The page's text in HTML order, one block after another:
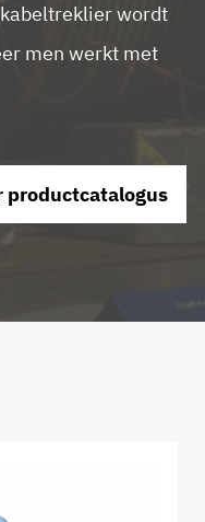
wordt
men werkt met
productcatalogus